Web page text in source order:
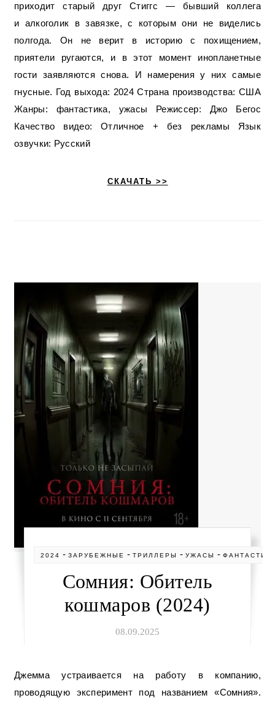
приходит старый друг Стиггс — бывший коллега
и алкоголик в завязке, с которым они не виделись
полгода. Он не верит в историю с похищением,
приятели ругаются, и в этот момент инопланетные
гости заявляются снова. И намерения у них самые
гнусные. Год выхода: 2024 Страна производства: США
Жанры: фантастика, ужасы Режиссер: Джо Бегос
Качество видео: Отличное + без рекламы Язык
озвучки: Русский
СКАЧАТЬ >>
2024 -ЗАРУБЕЖНЫЕ -ТРИЛЛЕРЫ -УЖАСЫ -
Сомния: Обитель
кошмаров (2024)
08.09.2025
Джемма устраивается на работу в компанию,
проводящую эксперимент под названием «Сомния».